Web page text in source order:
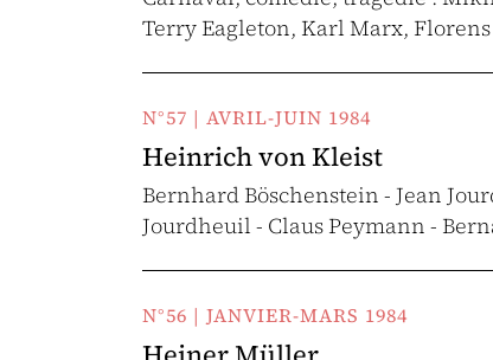
Terry Eagleton, Karl Marx,
N°57 | AVRIL-JUIN 1984
Heinrich von Kleist
Bernhard Böschenstein - Jean
Jourdheuil - Claus Peymann -
N°56 | JANVIER-MARS 1984